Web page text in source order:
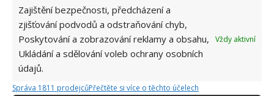
Zajištění bezpečnosti, předcházení a
zjišťování podvodů a odstraňování chyb,
Poskytování a zobrazování reklamy a obsahu,
Ukládání a sdělování voleb ochrany osobních
údajů.
Vždy aktivní
Správa 1811 prodejcůPřečtěte si více o těchto účelech
Hana Musilová
Do redakce Bydlimeutulne.cz se
přidala během svých studií a práce
redaktorky ji tak nadchla, že se